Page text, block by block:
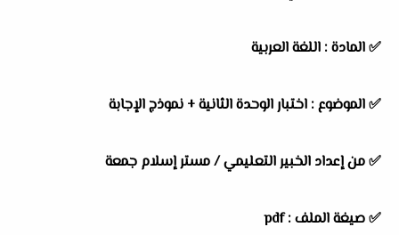
✅المادة : اللغة العربية
✅الموضوع : اختبار الوحدة الثانية + نموذج الإجابة
✅من إعداد الخبير التعليمي / مستر إسلام جمعة
✅ صيغة الملف : pdf